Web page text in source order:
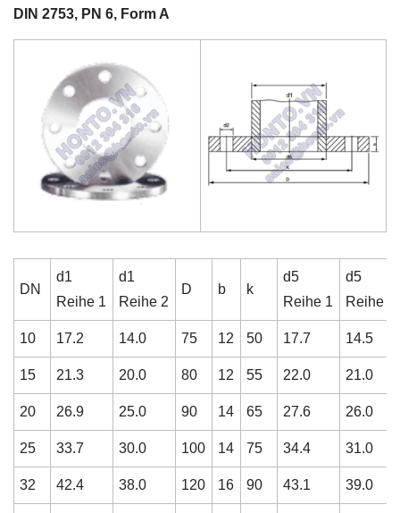
DIN 2753, PN 6, Form A
DN
d1
Reihe 1
d1
Reihe 2
D b k
d5
Reihe 1
d5
Reihe 2
10 17.2 14.0 75 12 50 17.7 14.5
15 21.3 20.0 80 12 55 22.0 21.0
20 26.9 25.0 90 14 65 27.6 26.0
25 33.7 30.0 100 14 75 34.4 31.0
32 42.4 38.0 120 16 90 43.1 39.0